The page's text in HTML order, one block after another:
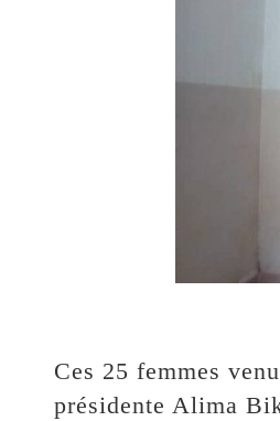
Ces 25 femmes
présidente Alima